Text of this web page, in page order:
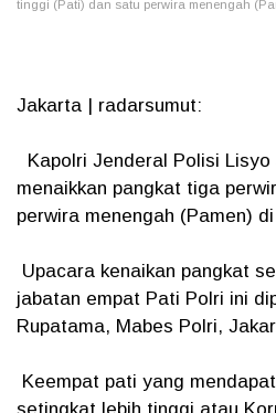
tinggi (Pati) dan satu perwira menengah
Jakarta | radarsumut:
Kapolri Jenderal Polisi Lisyo
menaikkan pangkat tiga
perwira menengah (Pamen)
Upacara kenaikan pangkat
jabatan empat Pati Polri ini
Rupatama, Mabes Polri,
Keempat pati yang